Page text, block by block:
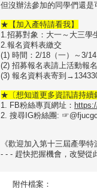
但沒辦法參加的同學們還是
★【加入產特請看我】
1.招募對象：大一～大三學
2.報名資料表繳交
(1) 時間： 2/18（一）～3/
(2) 招募報名表請上活動報
(3) 報名資料表寄到
★〔想知道更多資訊請持續
1. FB粉絲專頁網址：
2. 搜尋IG粉絲團:
《歡迎加入第十三屆產學特
- - - 趕快把握機會，改變從
附件檔案：